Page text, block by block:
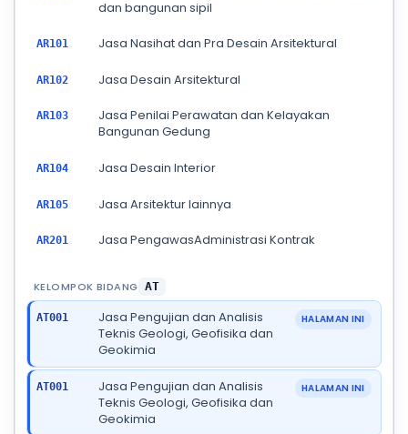
dan bangunan sipil
AR101 Jasa Nasihat dan Pra Desain Arsitektural
AR102 Jasa Desain Arsitektural
AR103
Jasa Penilai Perawatan dan Kelayakan
Bangunan Gedung
AR104 Jasa Desain Interior
AR105 Jasa Arsitektur lainnya
AR201 Jasa PengawasAdministrasi Kontrak
KELOMPOK BIDANG AT
AT001
Jasa Pengujian dan Analisis
Teknis Geologi, Geofisika dan
Geokimia
HALAMAN INI
AT001
Jasa Pengujian dan Analisis
Teknis Geologi, Geofisika dan
Geokimia
HALAMAN INI